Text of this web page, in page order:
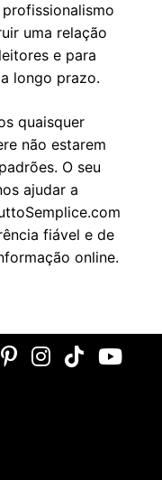
uma relação
e para
longo prazo.
quaisquer
não estarem
O seu
ajudar a
fiável e de
online.